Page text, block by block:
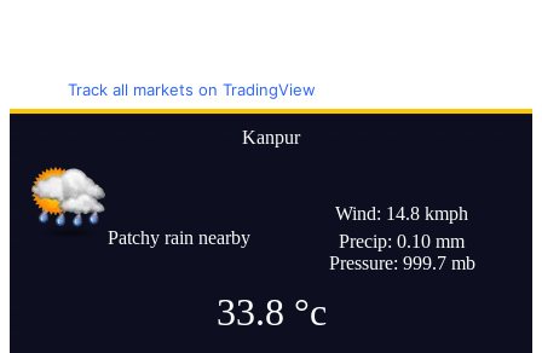
Track all markets on TradingView
Kanpur
Patchy rain nearby
Wind: 14.8 kmph
Precip: 0.10 mm
Pressure: 999.7 mb
33.8 °c